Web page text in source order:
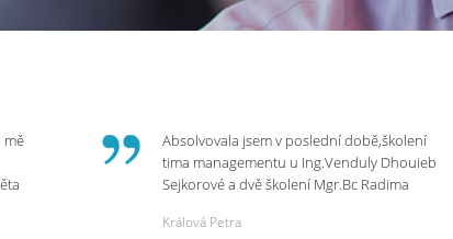
mě
Absolvovala jsem v poslední době,školení
tima managementu u Ing.Venduly Dhouieb
Sejkorové a dvě školení Mgr.Bc Radima
doporučit,neboť mi změnily pohled na
Králová Petra